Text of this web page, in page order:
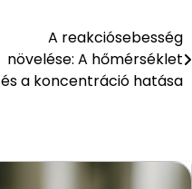
A reakciósebesség
növelése: A hőmérséklet
és a koncentráció hatása